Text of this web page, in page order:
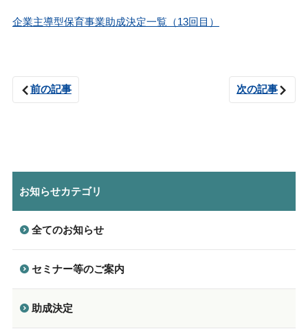
企業主導型保育事業助成決定一覧（13回目）
前の記事 次の記事
お知らせカテゴリ
全てのお知らせ
セミナー等のご案内
助成決定